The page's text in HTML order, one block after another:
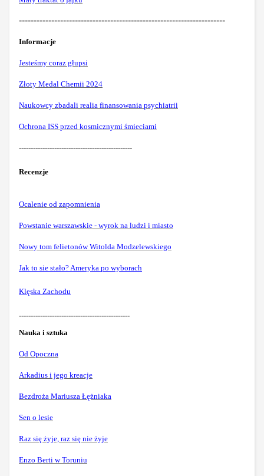
----------------------------------------------------------------------
Informacje
Jesteśmy coraz głupsi
Złoty Medal Chemii 2024
Naukowcy zbadali realia finansowania psychiatrii
Ochrona ISS przed kosmicznymi śmieciami
------------------------------------------------
Recenzje
Ocalenie od zapomnienia
Powstanie warszawskie - wyrok na ludzi i miasto
Nowy tom felietonów Witolda Modzelewskiego
Jak to sie stało? Ameryka po wyborach
Klęska Zachodu
-----------------------------------------------
Nauka i sztuka
Od Opoczna
Arkadius i jego kreacje
Bezdroża Mariusza Łężniaka
Sen o lesie
Raz się żyje, raz się nie żyje
Enzo Berti w Toruniu